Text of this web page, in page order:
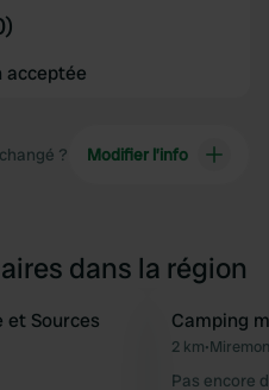
acceptée
? Modifier l’info
dans la région
Préféré
et Sources Camping
2 km•
Pas encore